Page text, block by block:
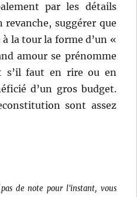
par les détails
revanche, suggérer que
la tour la forme d’un «
amour se prénomme
s’il faut en rire ou en
d’un gros budget.
sont assez
pas de note pour l'instant, vous